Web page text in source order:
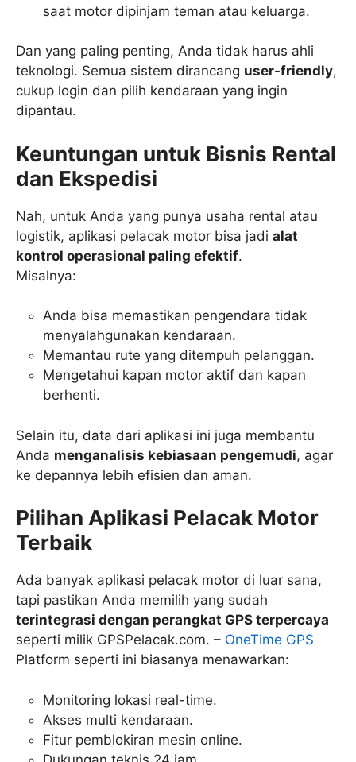
saat motor dipinjam teman atau keluarga.
Dan yang paling penting, Anda tidak harus ahli
teknologi. Semua sistem dirancang user-friendly,
cukup login dan pilih kendaraan yang ingin
dipantau.
Keuntungan untuk Bisnis Rental
dan Ekspedisi
Nah, untuk Anda yang punya usaha rental atau
logistik, aplikasi pelacak motor bisa jadi alat
kontrol operasional paling efektif.
Misalnya:
Anda bisa memastikan pengendara tidak
menyalahgunakan kendaraan.
Memantau rute yang ditempuh pelanggan.
Mengetahui kapan motor aktif dan kapan
berhenti.
Selain itu, data dari aplikasi ini juga membantu
Anda menganalisis kebiasaan pengemudi, agar
ke depannya lebih efisien dan aman.
Pilihan Aplikasi Pelacak Motor
Terbaik
Ada banyak aplikasi pelacak motor di luar sana,
tapi pastikan Anda memilih yang sudah
terintegrasi dengan perangkat GPS terpercaya
seperti milik GPSPelacak.com. – OneTime GPS
Platform seperti ini biasanya menawarkan:
Monitoring lokasi real-time.
Akses multi kendaraan.
Fitur pemblokiran mesin online.